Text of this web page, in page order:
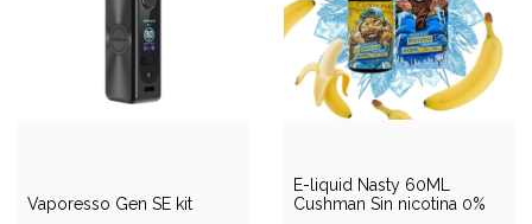
Vaporesso Gen SE kit
E-liquid Nasty 60ML
Cushman Sin nicotina 0%